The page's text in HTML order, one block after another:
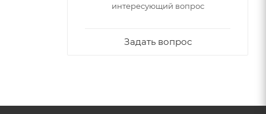
интересующий вопрос
Задать вопрос